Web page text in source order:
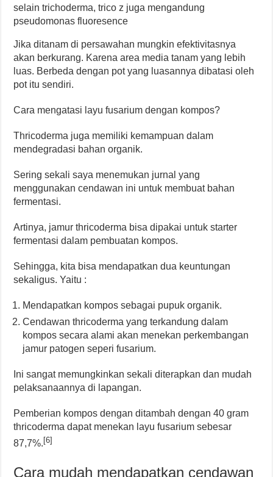
selain trichoderma, trico z juga mengandung
pseudomonas fluoresence
Jika ditanam di persawahan mungkin efektivitasnya
akan berkurang. Karena area media tanam yang lebih
luas. Berbeda dengan pot yang luasannya dibatasi oleh
pot itu sendiri.
Cara mengatasi layu fusarium dengan kompos?
Thricoderma juga memiliki kemampuan dalam
mendegradasi bahan organik.
Sering sekali saya menemukan jurnal yang
menggunakan cendawan ini untuk membuat bahan
fermentasi.
Artinya, jamur thricoderma bisa dipakai untuk starter
fermentasi dalam pembuatan kompos.
Sehingga, kita bisa mendapatkan dua keuntungan
sekaligus. Yaitu :
Mendapatkan kompos sebagai pupuk organik.
Cendawan thricoderma yang terkandung dalam
kompos secara alami akan menekan perkembangan
jamur patogen seperi fusarium.
Ini sangat memungkinkan sekali diterapkan dan mudah
pelaksanaannya di lapangan.
Pemberian kompos dengan ditambah dengan 40 gram
thricoderma dapat menekan layu fusarium sebesar
87,7%. [6]
Cara mudah mendapatkan cendawan